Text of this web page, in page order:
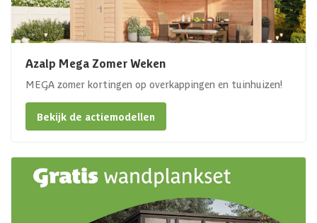
Azalp Mega Zomer Weken
MEGA zomer kortingen op overkappingen en tuinhuizen!
Bekijk de actiemodellen